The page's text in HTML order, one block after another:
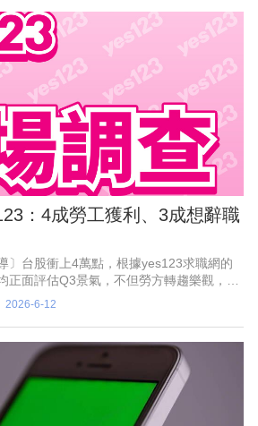
：4成勞工獲利、3成想辭職
〕台股衝上4萬點，根據yes123求職網的
正面評估Q3景氣，不但勞方轉趨樂觀，資
但值得注意的是，台股狂飆出現「全民瘋
2026-6-12